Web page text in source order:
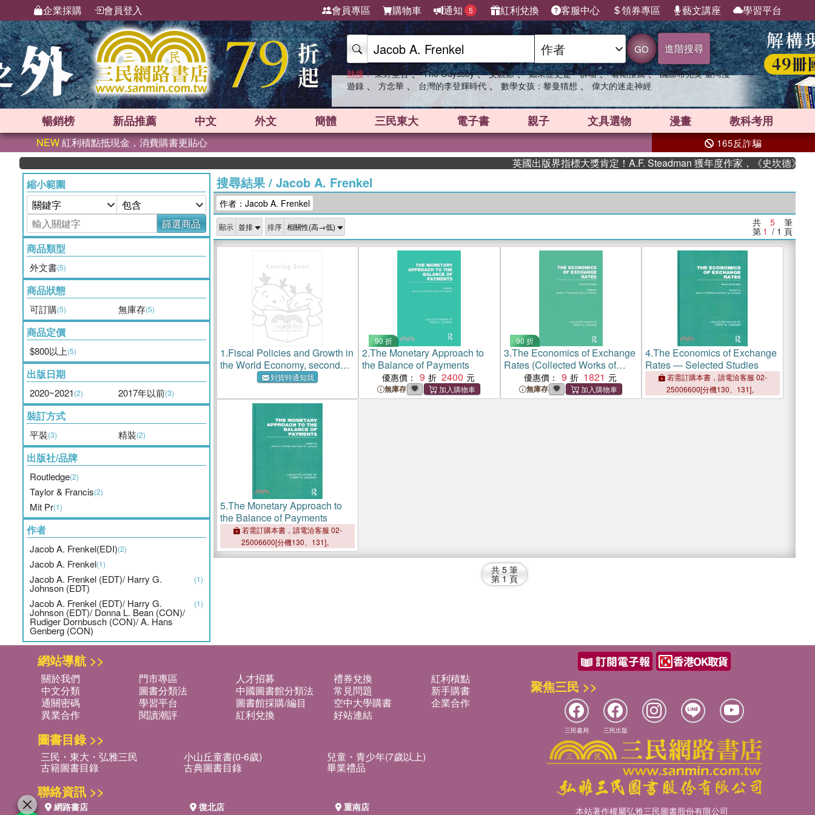
企業採購 會員登入 會員專區 購物車 通知 5 紅利兌換 客服中心 領券專區 藝文講座 學習平台
GO 進階搜尋
熱搜： 東野圭吾 、 The Odyssey 、 父親節 、 如果歷史是一群喵 、 暑期推薦 、 國際布克獎 臺灣漫
遊錄 、 方念華 、 台灣的李登輝時代 、 數學女孩：黎曼猜想 、 偉大的迷走神經
暢銷榜 新品推薦 中文 外文 簡體 三民東大 電子書 親子 文具選物 漫畫 教科考用
NEW紅利積點抵現金，消費購書更貼心 165反詐騙
英國出版界指標大獎肯定！A.F. Steadman 獲年度作家，《史坎德》系列
縮小範圍
篩選商品
商品類型
外文書(5)
商品狀態
可訂購(5) 無庫存(5)
商品定價
$800以上(5)
出版日期
2020~2021(2) 2017年以前(3)
裝訂方式
平裝(3) 精裝(2)
出版社/品牌
Routledge(2)
Taylor & Francis(2)
Mit Pr(1)
作者
Jacob A. Frenkel(EDI)(2)
Jacob A. Frenkel(1)
Jacob A. Frenkel (EDT)/ Harry G.
Johnson (EDT)
(1)
Jacob A. Frenkel (EDT)/ Harry G.
Johnson (EDT)/ Donna L. Bean (CON)/
Rudiger Dornbusch (CON)/ A. Hans
Genberg (CON)
(1)
搜尋結果/ Jacob A. Frenkel
作者：Jacob A. Frenkel
顯示 排序 共 5 筆
第 1 / 1 頁
1.Fiscal Policies and Growth in
the World Economy, second
到貨時通知我
90 折
2.The Monetary Approach to
the Balance of Payments
優惠價： 9 2400
無庫存
90 折
3.The Economics of Exchange
Rates (Collected Works of
Harry Johnson): Selected
Studies
優惠價： 9 1821
無庫存
4.The Economics of Exchange
Rates ― Selected Studies
若需訂購本書，請電洽客服 02-
25006600[分機130、131]。
5.The Monetary Approach to
the Balance of Payments
若需訂購本書，請電洽客服 02-
25006600[分機130、131]。
共 5 筆
第 1 頁
網站導航 >>
關於我們 門市專區 人才招募 禮券兌換
紅利積點
中文分類
圖書分類法 中國圖書館分類法 常見問題
新手購書
通關密碼
學習平台 圖書館採購/編目 空中大學購書
企業合作
異業合作
閱讀潮評 紅利兌換 好站連結
圖書目錄 >>
三民・東大・弘雅三民 小山丘童書(0-6歲) 兒童・青少年(7歲以上)
古籍圖書目錄 古典圖書目錄 畢業禮品
聯絡資訊 >>
網路書店
復北店
重南店
聚焦三民 >>
三民書局 三民出版
本站著作權屬弘雅三民圖書股份有限公司